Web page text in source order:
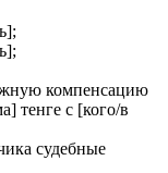
компенсацию
тенге с [кого/в
судебные